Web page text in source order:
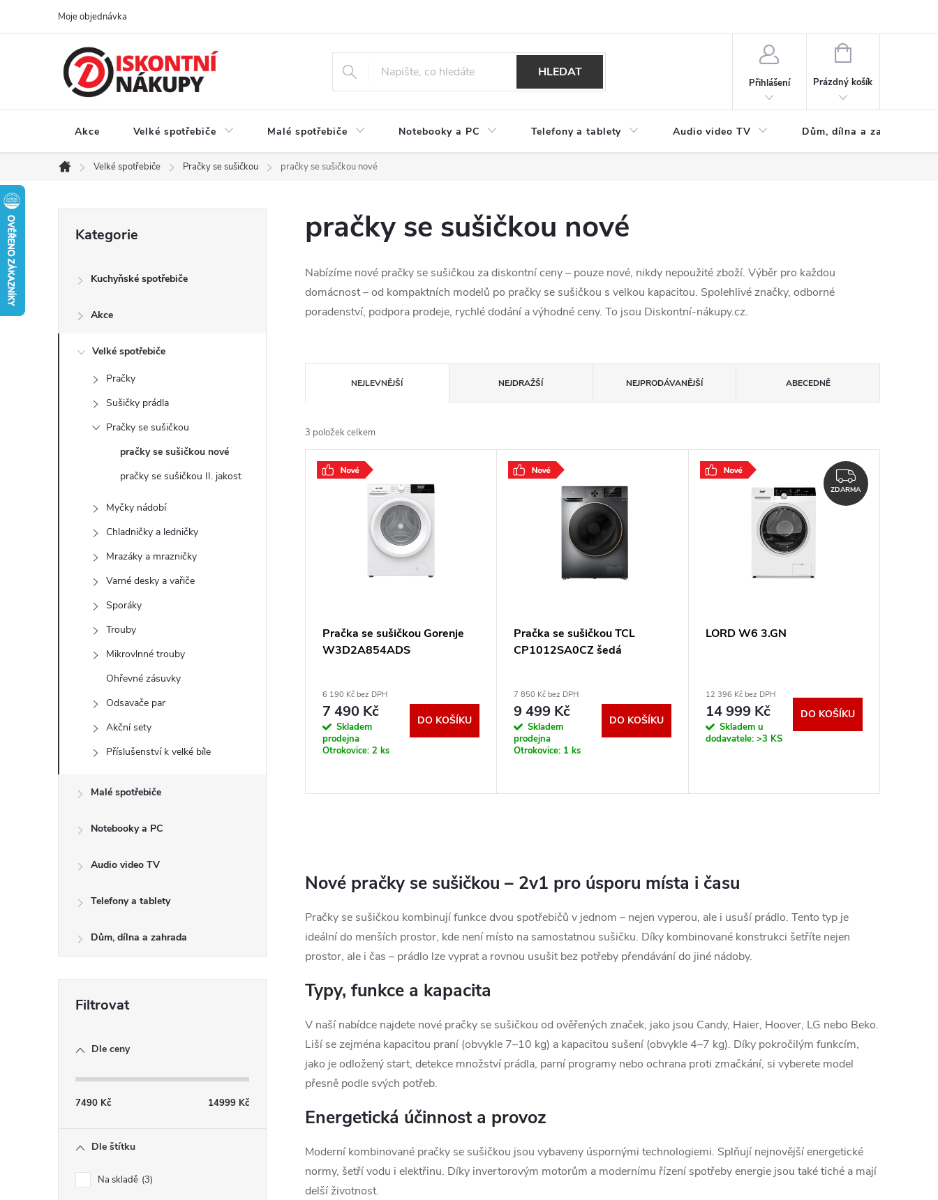
Moje objednávka
HLEDAT
Přihlášení
NÁKUPNÍ
Prázdný košík
Akce Velké spotřebiče Malé spotřebiče Notebooky a PC Telefony a tablety Audio video TV Dům, dílna a zahrada
Domů
Velké spotřebiče Pračky se sušičkou pračky se sušičkou nové
t
kategorie
Kategorie
Kuchyňské spotřebiče
Akce
Velké spotřebiče
Pračky
Sušičky prádla
Pračky se sušičkou
pračky se sušičkou nové
pračky se sušičkou II. jakost
Myčky nádobí
Chladničky a ledničky
Mrazáky a mrazničky
Varné desky a vařiče
Sporáky
Trouby
Mikrovlnné trouby
Ohřevné zásuvky
Odsavače par
Akční sety
Příslušenství k velké bíle
Malé spotřebiče
Notebooky a PC
Audio video TV
Telefony a tablety
Dům, dílna a zahrada
Dle ceny
7490 Kč 14999 Kč
Dle štítku
Na skladě 3
pračky se sušičkou nové
Nabízíme nové pračky se sušičkou za diskontní ceny – pouze nové, nikdy nepoužité zboží. Výběr pro každou
domácnost – od kompaktních modelů po pračky se sušičkou s velkou kapacitou. Spolehlivé značky, odborné
poradenství, podpora prodeje, rychlé dodání a výhodné ceny. To jsou Diskontní-nákupy.cz.
a
z
e
t
NEJLEVNĚJŠÍ NEJDRAŽŠÍ NEJPRODÁVANĚJŠÍ ABECEDNĚ
3 položek celkem
V
ů
Pračka se sušičkou Gorenje
W3D2A854ADS
6 190 Kč bez DPH
7 490 Kč
Skladem
prodejna
Otrokovice: 2 ks
DO KOŠÍKU
Pračka se sušičkou TCL
CP1012SA0CZ šedá
7 850 Kč bez DPH
9 499 Kč
Skladem
prodejna
Otrokovice: 1 ks
DO KOŠÍKU
ZDARMA
ZDARMA
LORD W6 3.GN
12 396 Kč bez DPH
14 999 Kč
Skladem u
dodavatele: >3 KS
DO KOŠÍKU
v
á
d
a
c
í
p
r
v
k
y
Nové pračky se sušičkou – 2v1 pro úsporu místa i času
Pračky se sušičkou kombinují funkce dvou spotřebičů v jednom – nejen vyperou, ale i usuší prádlo. Tento typ je
ideální do menších prostor, kde není místo na samostatnou sušičku. Díky kombinované konstrukci šetříte nejen
prostor, ale i čas – prádlo lze vyprat a rovnou usušit bez potřeby přendávání do jiné nádoby.
Typy, funkce a kapacita
V naší nabídce najdete nové pračky se sušičkou od ověřených značek, jako jsou Candy, Haier, Hoover, LG nebo Beko.
Liší se zejména kapacitou praní (obvykle 7–10 kg) a kapacitou sušení (obvykle 4–7 kg). Díky pokročilým funkcím,
jako je odložený start, detekce množství prádla, parní programy nebo ochrana proti zmačkání, si vyberete model
přesně podle svých potřeb.
Energetická účinnost a provoz
Moderní kombinované pračky se sušičkou jsou vybaveny úspornými technologiemi. Splňují nejnovější energetické
normy, šetří vodu i elektřinu. Díky invertorovým motorům a modernímu řízení spotřeby energie jsou také tiché a mají
delší životnost.